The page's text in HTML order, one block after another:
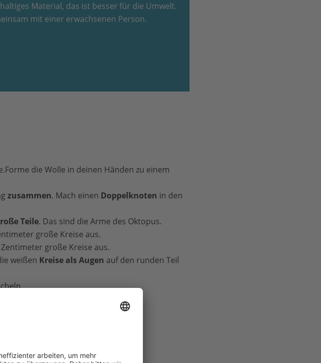
Material, das ist besser für die Umwelt.
mit einer erwachsenen Person.
die Wolle in deinen Händen zu einem
zusammen. Mach einen Doppelknoten in den
Teile. Das sind die Arme des Oktopus.
große Kreise aus.
große Kreise aus.
weißen Kreise als Augen auf den runden Teil